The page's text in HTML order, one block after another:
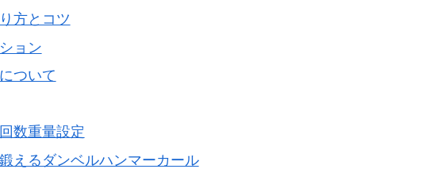
方とコツ
ョン
ついて
数重量設定
えるダンベルハンマーカール